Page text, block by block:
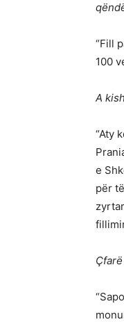
“Fill
100
A
“Aty
e
për